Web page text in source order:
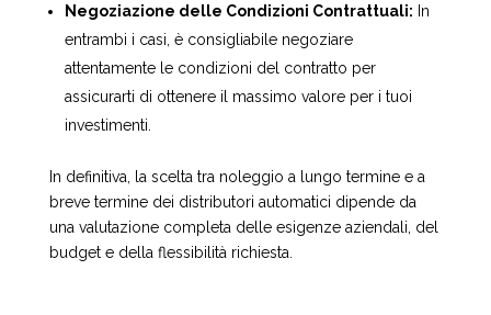
Negoziazione delle Condizioni Contrattuali: In
entrambi i casi, è consigliabile negoziare
attentamente le condizioni del contratto per
assicurarti di ottenere il massimo valore per i tuoi
investimenti.
In definitiva, la scelta tra noleggio a lungo termine e a
breve termine dei distributori automatici dipende da
una valutazione completa delle esigenze aziendali, del
budget e della flessibilità richiesta.